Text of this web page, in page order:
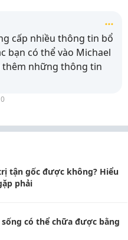
cấp nhiều thông tin bổ
bạn có thể vào Michael
thêm những thông tin
0
tận gốc được không? Hiểu
phải
có thể chữa được bằng